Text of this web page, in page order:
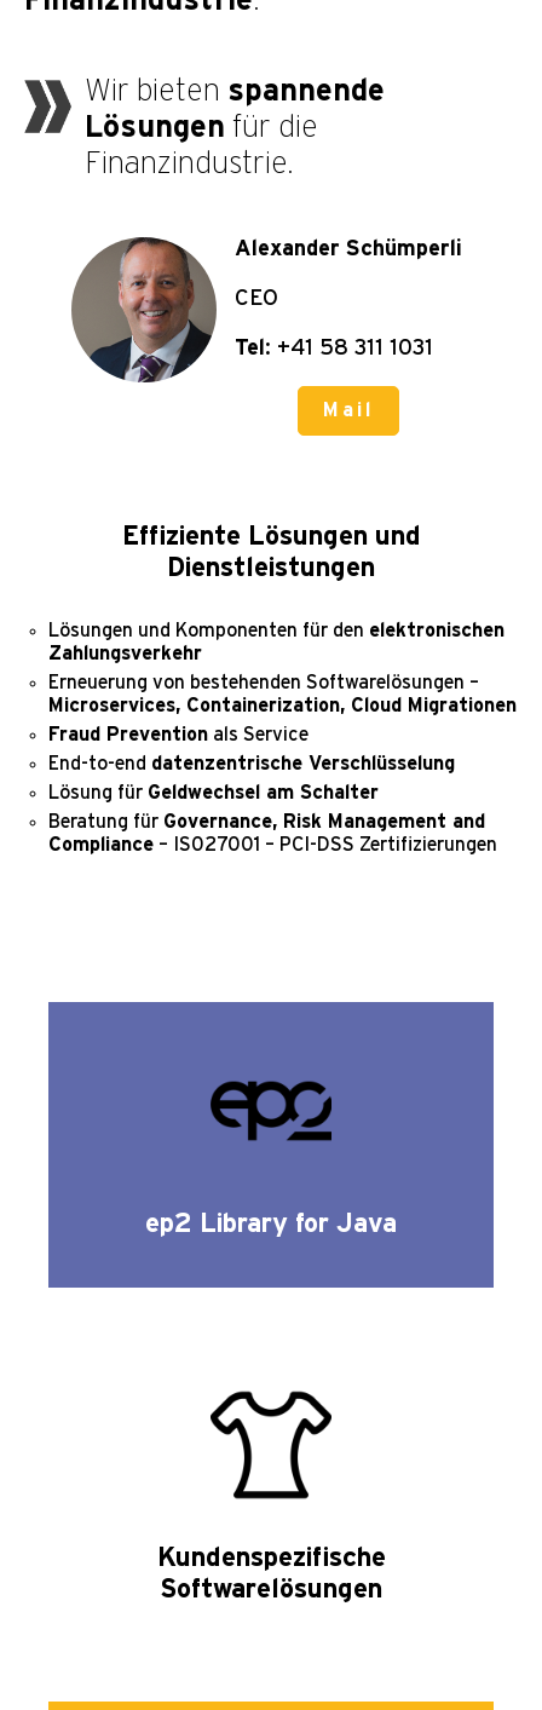
Wir bieten spannende
Lösungen für die
Finanzindustrie.
Alexander Schümperli
CEO
Tel : +41 58 311 1031
Mail
Effiziente Lösungen und
Dienstleistungen
Lösungen und Komponenten für den elektronischen
Zahlungsverkehr
Erneuerung von bestehenden Softwarelösungen –
Microservices, Containerization, Cloud Migrationen
Fraud Prevention als Service
End-to-end datenzentrische Verschlüsselung
Lösung für Geldwechsel am Schalter
Beratung für Governance, Risk Management and
Compliance – IS027001 – PCI-DSS Zertifizierungen
ep2 Library for Java
Kundenspezifische
Softwarelösungen